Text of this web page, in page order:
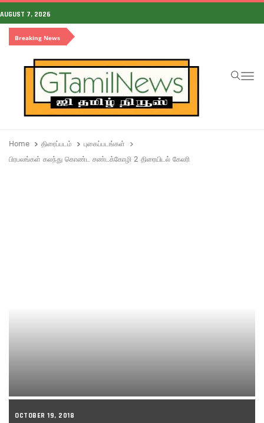
AUGUST 7, 2026
Breaking News
Home திரைப்படம்
புகைப்படங்கள்
பிரபலங்கள் கலந்து கொண்ட சண்டக்கோழி 2 திரையிடல் கேலரி
OCTOBER 19, 2018